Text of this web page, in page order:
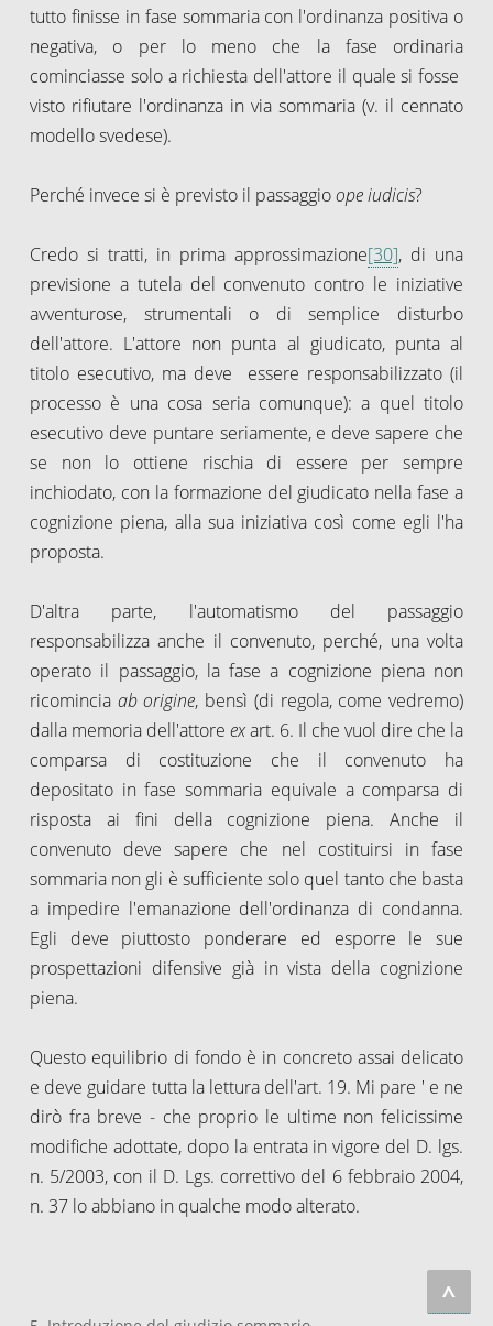
tutto finisse in fase sommaria con l'ordinanza positiva o
negativa, o per lo meno che la fase ordinaria
cominciasse solo a richiesta dell'attore il quale si fosse
visto rifiutare l'ordinanza in via sommaria (v. il cennato
modello svedese).
Perché invece si è previsto il passaggioope iudicis?
Credo si tratti, in prima approssimazione[30], di una
previsione a tutela del convenuto contro le iniziative
avventurose, strumentali o di semplice disturbo
dell'attore. L'attore non punta al giudicato, punta al
titolo esecutivo, ma deve essere responsabilizzato (il
processo è una cosa seria comunque): a quel titolo
esecutivo deve puntare seriamente, e deve sapere che
se non lo ottiene rischia di essere per sempre
inchiodato, con la formazione del giudicato nella fase a
cognizione piena, alla sua iniziativa così come egli l'ha
proposta.
D'altra parte, l'automatismo del passaggio
responsabilizza anche il convenuto, perché, una volta
operato il passaggio, la fase a cognizione piena non
ricomincia ab origine, bensì (di regola, come vedremo)
dalla memoria dell'attore exart. 6. Il che vuol dire che la
comparsa di costituzione che il convenuto ha
depositato in fase sommaria equivale a comparsa di
risposta ai fini della cognizione piena. Anche il
convenuto deve sapere che nel costituirsi in fase
sommaria non gli è sufficiente solo quel tanto che basta
a impedire l'emanazione dell'ordinanza di condanna.
Egli deve piuttosto ponderare ed esporre le sue
prospettazioni difensive già in vista della cognizione
piena.
Questo equilibrio di fondo è in concreto assai delicato
e deve guidare tutta la lettura dell'art. 19. Mi pare ' e ne
dirò fra breve - che proprio le ultime non felicissime
modifiche adottate, dopo la entrata in vigore del D. lgs.
n. 5/2003, con il D. Lgs. correttivo del 6 febbraio 2004,
n. 37 lo abbiano in qualche modo alterato.
^